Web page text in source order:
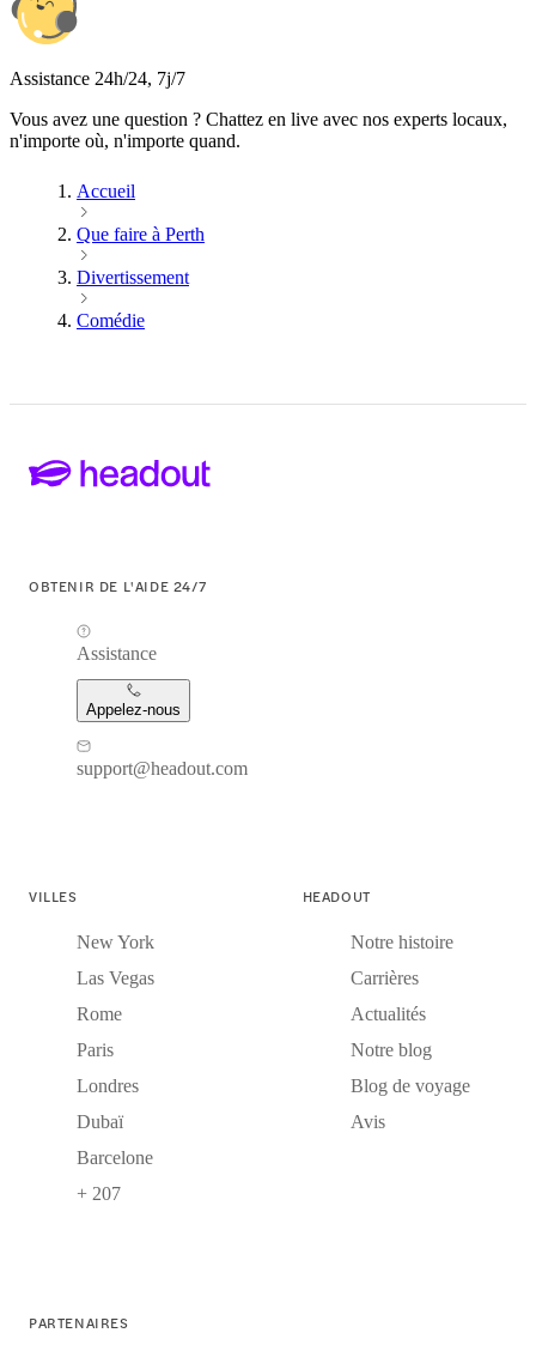
Assistance 24h/24, 7j/7
Vous avez une question ? Chattez en live avec nos experts locaux,
n'importe où, n'importe quand.
Accueil
Que faire à Perth
Divertissement
Comédie
OBTENIR DE L'AIDE 24/7
Assistance
Appelez-nous
support@headout.com
VILLES
New York
Las Vegas
Rome
Paris
Londres
Dubaï
Barcelone
+ 207
HEADOUT
Notre histoire
Carrières
Actualités
Notre blog
Blog de voyage
Avis
PARTENAIRES